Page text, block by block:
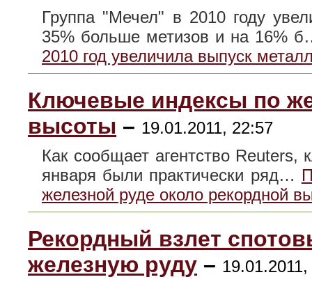
Группа "Мечел" в 2010 году
35% больше метизов и на 16%
2010 год увеличила выпуск
Ключевые индексы по
высоты – 19.01.2011, 22:57
Как сообщает агентство
января были практически ряд…
железной руде около рекордной
Рекордный взлет
железную руду –